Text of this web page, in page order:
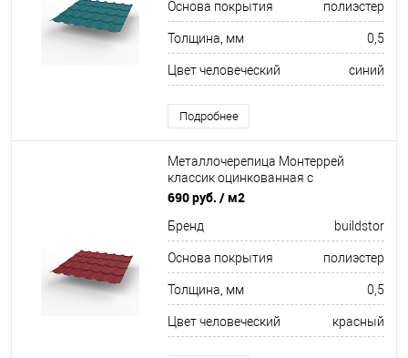
Основа покрытия полиэстер
Толщина, мм 0,5
Цвет человеческий синий
Подробнее
Металлочерепица Монтеррей
классик оцинкованная с
полимерным покрытием
690 руб. / м2
Бренд buildstor
Основа покрытия полиэстер
Толщина, мм 0,5
Цвет человеческий красный